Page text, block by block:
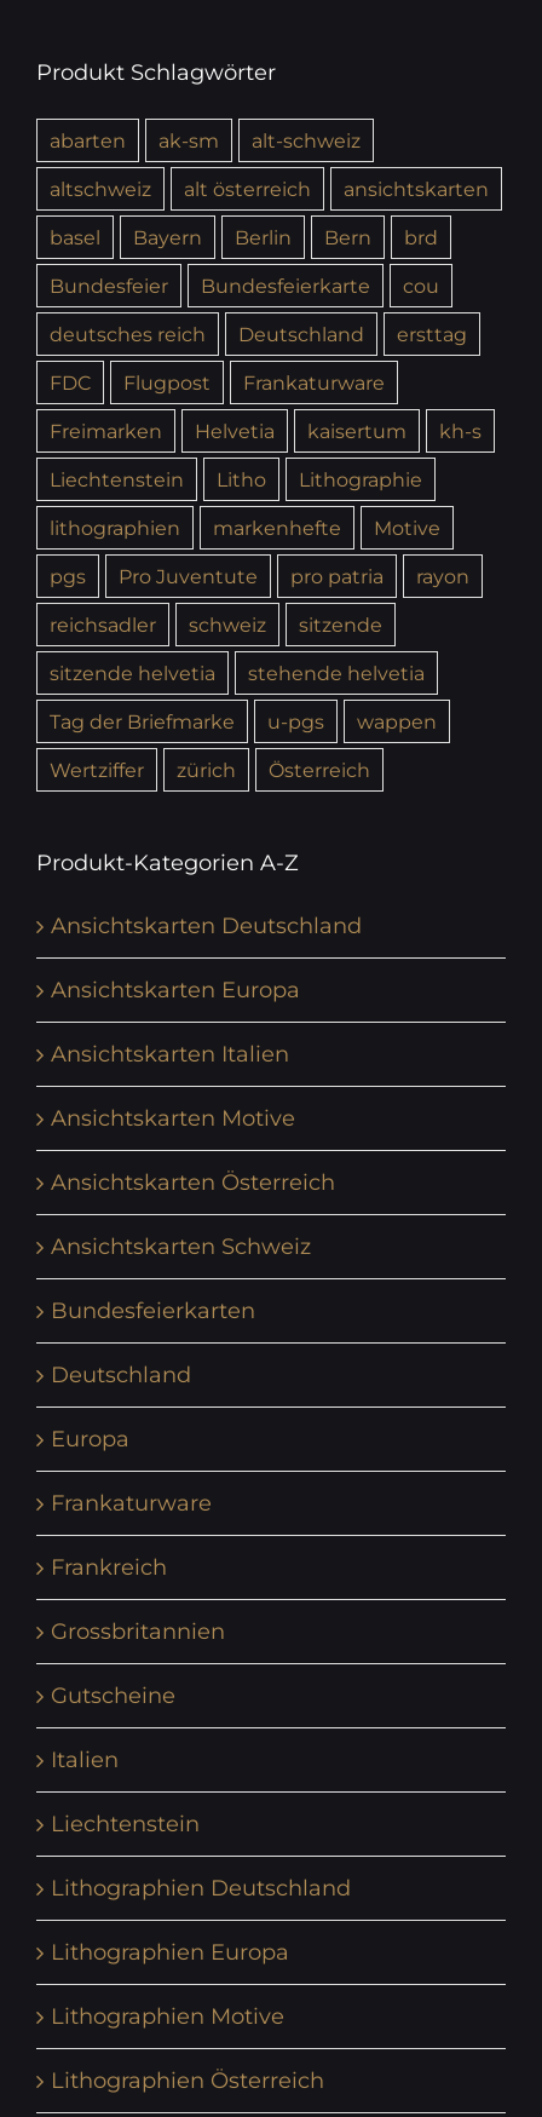
Produkt Schlagwörter
abarten ak-sm
alt-schweiz
altschweiz
alt österreich
ansichtskarten
basel
Bayern Berlin Bern
brd
Bundesfeier
Bundesfeierkarte
cou
deutsches reich
Deutschland
ersttag
FDC
Flugpost
Frankaturware
Freimarken
Helvetia kaisertum
kh-s
Liechtenstein
Litho
Lithographie
lithographien
markenhefte
Motive
pgs
Pro Juventute pro patria
rayon
reichsadler
schweiz
sitzende
sitzende helvetia
stehende helvetia
Tag der Briefmarke
u-pgs
wappen
Wertziffer
zürich Österreich
Produkt-Kategorien A-Z
Ansichtskarten Deutschland
Ansichtskarten Europa
Ansichtskarten Italien
Ansichtskarten Motive
Ansichtskarten Österreich
Ansichtskarten Schweiz
Bundesfeierkarten
Deutschland
Europa
Frankaturware
Frankreich
Grossbritannien
Gutscheine
Italien
Liechtenstein
Lithographien Deutschland
Lithographien Europa
Lithographien Motive
Lithographien Österreich